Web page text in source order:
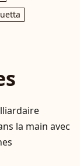
la main avec